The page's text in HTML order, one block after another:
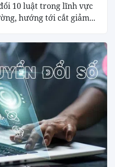
10 luật trong lĩnh vực
hướng tới cắt giảm...